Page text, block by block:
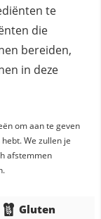
te
die
bereiden,
in deze
om aan te geven
We zullen je
afstemmen
Gluten